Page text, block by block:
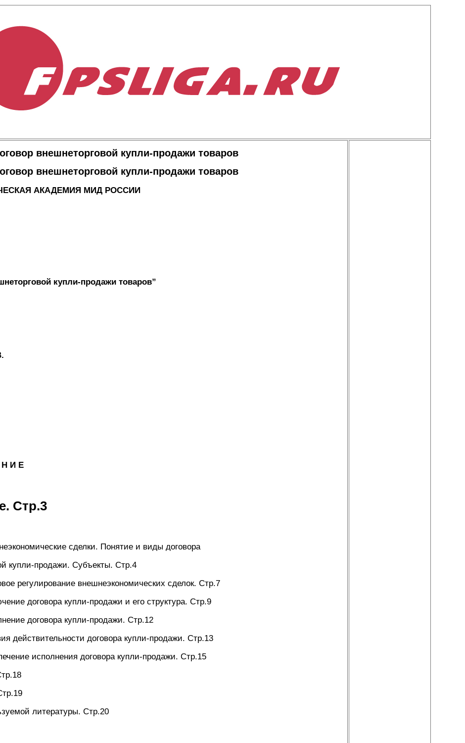
внешнеторговой купли-продажи товаров
внешнеторговой купли-продажи товаров
АКАДЕМИЯ МИД РОССИИ
купли-продажи товаров”
И Е
Стр.3
сделки. Понятие и виды договора
купли-продажи. Субъекты. Стр.4
регулирование внешнеэкономических сделок. Стр.7
договора купли-продажи и его структура. Стр.9
договора купли-продажи. Стр.12
действительности договора купли-продажи. Стр.13
исполнения договора купли-продажи. Стр.15
литературы. Стр.20